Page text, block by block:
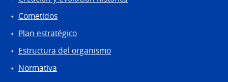
Cometidos
Plan estratégico
Estructura del organismo
Normativa